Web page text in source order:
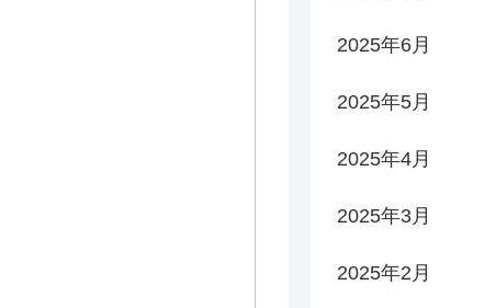
2025年6月
2025年5月
2025年4月
2025年3月
2025年2月